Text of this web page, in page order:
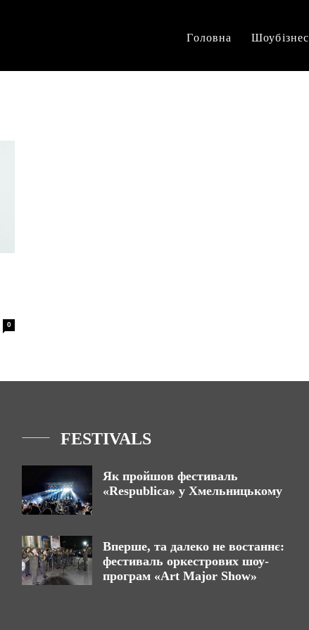
Головна Шоубізнес
0
FESTIVALS
Як пройшов фестиваль
«Respublica» у Хмельницькому
Вперше, та далеко не востаннє:
фестиваль оркестрових шоу-
програм «Art Major Show»